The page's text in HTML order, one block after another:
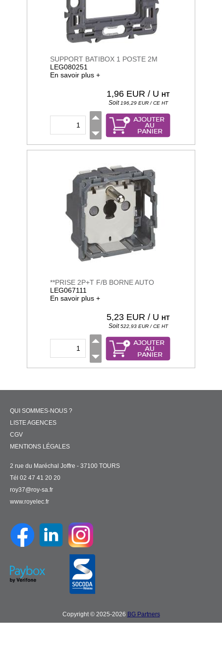
SUPPORT BATIBOX 1 POSTE 2M
LEG080251
En savoir plus +
1,96 EUR / U HT
Soit 196,29 EUR / CE HT
**PRISE 2P+T F/B BORNE AUTO
LEG067111
En savoir plus +
5,23 EUR / U HT
Soit522,93 EUR / CE HT
QUI SOMMES-NOUS ?
LISTE AGENCES
CGV
MENTIONS LÉGALES
2 rue du Maréchal Joffre - 37100 TOURS
Tél 02 47 41 20 20
roy37@roy-sa.fr
www.royelec.fr
Copyright © 2025-2026 BG Partners